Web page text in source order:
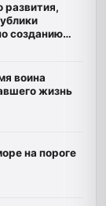
развития,
созданию
народов
воина
жизнь
на пороге